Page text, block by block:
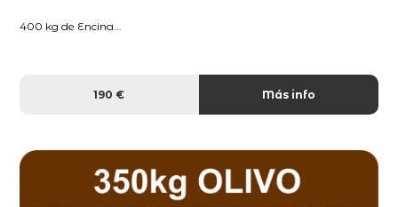
400 kg de Encina...
190 € Más info